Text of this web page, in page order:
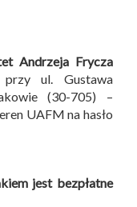
Andrzeja Frycza
ul. Gustawa
(30-705) –
UAFM na hasło
jest bezpłatne